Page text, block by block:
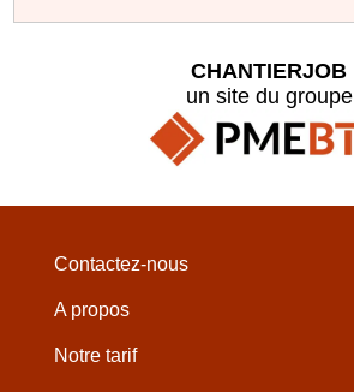
CHANTIERJOB
un site du groupe
Contactez-nous
A propos
Notre tarif